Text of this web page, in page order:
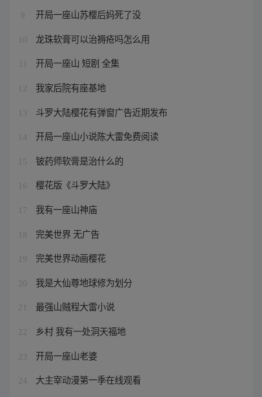
9 开局一座山苏樱后妈死了没
10 龙珠软膏可以治褥疮吗怎么用
开局一座山 短剧 全集
12 我家后院有座基地
13 斗罗大陆樱花有弹窗广告近期发布
14 开局一座山小说陈大雷免费阅读
15 铍药师软膏是治什么的
16 樱花版《斗罗大陆》
17 我有一座山神庙
18 完美世界 无广告
19 完美世界动画樱花
20 我是大仙尊地球修为划分
21 最强山贼程大雷小说
22 乡村 我有一处洞天福地
23 开局一座山老婆
24 大主宰动漫第一季在线观看